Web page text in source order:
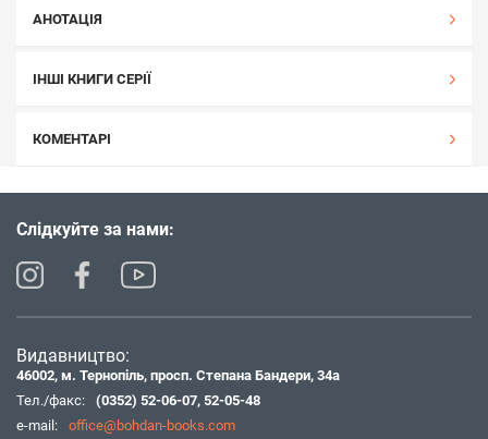
АНОТАЦІЯ
ІНШІ КНИГИ СЕРІЇ
КОМЕНТАРІ
Слідкуйте за нами:
Видавництво:
46002, м. Тернопіль, просп. Степана Бандери, 34а
Тел./факс:
(0352) 52-06-07, 52-05-48
e-mail:
office@bohdan-books.com